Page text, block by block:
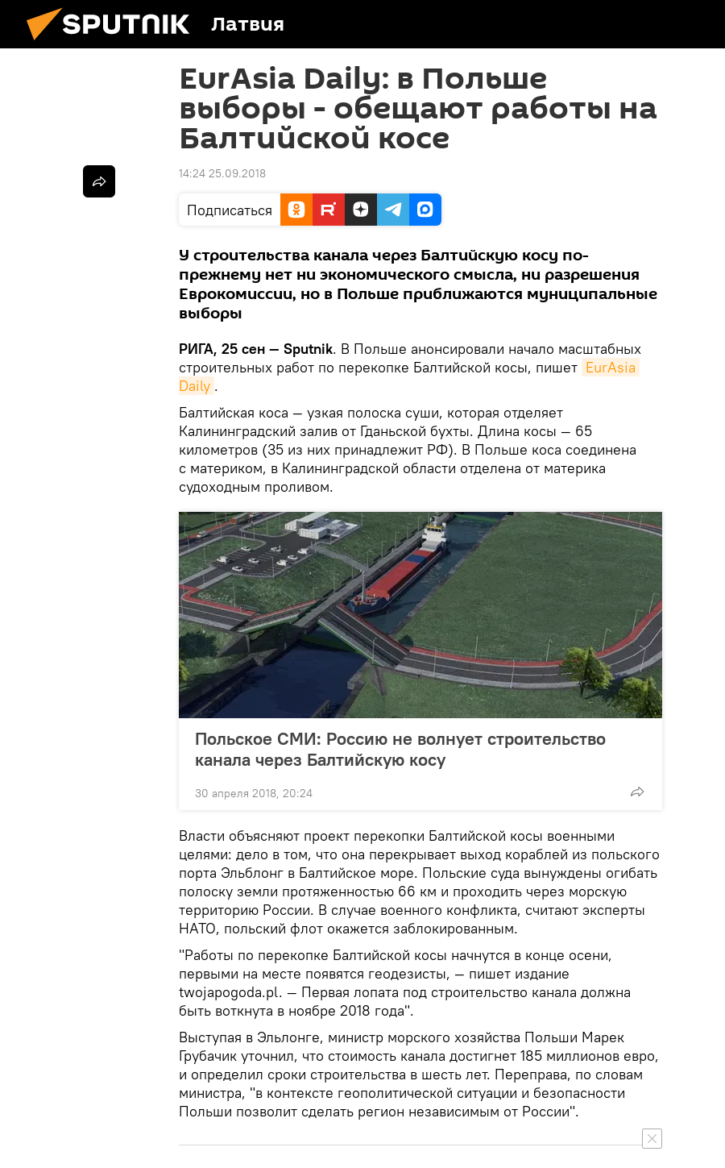
Латвия
EurAsia Daily: в Польше
выборы - обещают работы на
Балтийской косе
14:24 25.09.2018
Подписаться
У строительства канала через Балтийскую косу по-
прежнему нет ни экономического смысла, ни разрешения
Еврокомиссии, но в Польше приближаются муниципальные
выборы
РИГА, 25 сен — Sputnik. В Польше анонсировали начало масштабных
строительных работ по перекопке Балтийской косы, пишет EurAsia
Daily .
Балтийская коса — узкая полоска суши, которая отделяет
Калининградский залив от Гданьской бухты. Длина косы — 65
километров (35 из них принадлежит РФ). В Польше коса соединена
с материком, в Калининградской области отделена от материка
судоходным проливом.
Польское СМИ: Россию не волнует строительство
канала через Балтийскую косу
30 апреля 2018, 20:24
Власти объясняют проект перекопки Балтийской косы военными
целями: дело в том, что она перекрывает выход кораблей из польского
порта Эльблонг в Балтийское море. Польские суда вынуждены огибать
полоску земли протяженностью 66 км и проходить через морскую
территорию России. В случае военного конфликта, считают эксперты
НАТО, польский флот окажется заблокированным.
"Работы по перекопке Балтийской косы начнутся в конце осени,
первыми на месте появятся геодезисты, — пишет издание
twojapogoda.pl. — Первая лопата под строительство канала должна
быть воткнута в ноябре 2018 года".
Выступая в Эльлонге, министр морского хозяйства Польши Марек
Грубачик уточнил, что стоимость канала достигнет 185 миллионов евро,
и определил сроки строительства в шесть лет. Переправа, по словам
министра, "в контексте геополитической ситуации и безопасности
Польши позволит сделать регион независимым от России".